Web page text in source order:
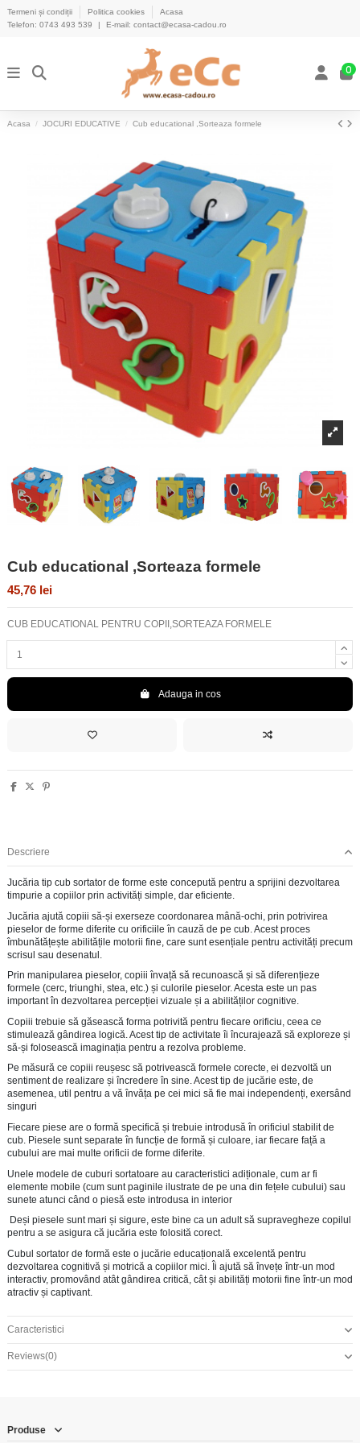
Termeni și condiții Politica cookies
Acasa
Telefon: 0743 493 539 | E-mail: contact@ecasa-cadou.ro
0
Acasa JOCURI EDUCATIVE Cub educational ,Sorteaza formele
Cub educational ,Sorteaza formele
45,76 lei
CUB EDUCATIONAL PENTRU COPII,SORTEAZA FORMELE
Adauga in cos
Descriere
Jucăria tip cub sortator de forme este concepută pentru a sprijini dezvoltarea
timpurie a copiilor prin activități simple, dar eficiente.
Jucăria ajută copiii să-și exerseze coordonarea mână-ochi, prin potrivirea
pieselor de forme diferite cu orificiile în cauză de pe cub. Acest proces
îmbunătățește abilitățile motorii fine, care sunt esențiale pentru activități precum
scrisul sau desenatul.
Prin manipularea pieselor, copiii învață să recunoască și să diferențieze
formele (cerc, triunghi, stea, etc.) și culorile pieselor. Acesta este un pas
important în dezvoltarea percepției vizuale și a abilităților cognitive.
Copiii trebuie să găsească forma potrivită pentru fiecare orificiu, ceea ce
stimulează gândirea logică. Acest tip de activitate îi încurajează să exploreze și
să-și folosească imaginația pentru a rezolva probleme.
Pe măsură ce copiii reușesc să potrivească formele corecte, ei dezvoltă un
sentiment de realizare și încredere în sine. Acest tip de jucărie este, de
asemenea, util pentru a vă învăța pe cei mici să fie mai independenți, exersând
singuri
Fiecare piese are o formă specifică și trebuie introdusă în orificiul stabilit de
cub. Piesele sunt separate în funcție de formă și culoare, iar fiecare față a
cubului are mai multe orificii de forme diferite.
Unele modele de cuburi sortatoare au caracteristici adiționale, cum ar fi
elemente mobile (cum sunt paginile ilustrate de pe una din fețele cubului) sau
sunete atunci când o piesă este introdusa in interior
Deși piesele sunt mari și sigure, este bine ca un adult să supravegheze copilul
pentru a se asigura că jucăria este folosită corect.
Cubul sortator de formă este o jucărie educațională excelentă pentru
dezvoltarea cognitivă și motrică a copiilor mici. Îi ajută să învețe într-un mod
interactiv, promovând atât gândirea critică, cât și abilități motorii fine într-un mod
atractiv și captivant.
Caracteristici
Reviews(0)
Produse